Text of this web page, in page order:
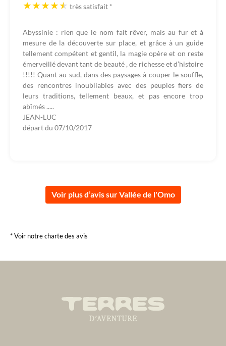
très satisfait *
Abyssinie : rien que le nom fait rêver, mais au fur et à
mesure de la découverte sur place, et grâce à un guide
tellement compétent et gentil, la magie opère et on reste
émerveillé devant tant de beauté , de richesse et d’histoire
!!!!! Quant au sud, dans des paysages à couper le souffle,
des rencontres inoubliables avec des peuples fiers de
leurs traditions, tellement beaux, et pas encore trop
abîmés .....
JEAN-LUC
départ du 07/10/2017
Voir plus d’avis sur Vallée de l'Omo
* Voir notre charte des avis